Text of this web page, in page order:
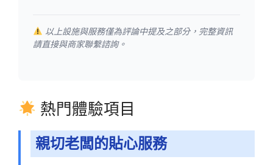
以上設施與服務僅為評論中提及之部分，完整資訊
請直接與商家聯繫諮詢。
熱門體驗項目
親切老闆的貼心服務